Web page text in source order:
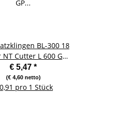
BL-300 18
Cutter L 600 GP -
6 Stück
€ 5,47 *
(€ 4,60 netto)
pro 1 Stück